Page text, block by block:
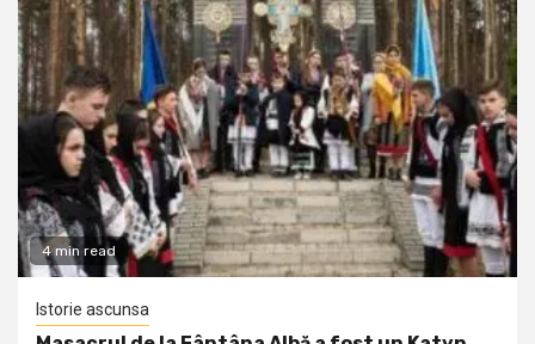
4 min read
Istorie ascunsa